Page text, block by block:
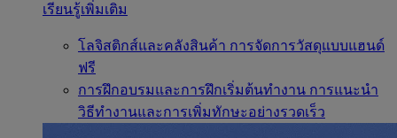
เรียนรู้เพิ่มเติม
โลจิสติกส์และคลังสินค้า การจัดการวัสดุแบบแฮนด์
ฟรี
การฝึกอบรมและการฝึกเริ่มต้นทำงาน การแนะนำ
วิธีทำงานและการเพิ่มทักษะอย่างรวดเร็ว